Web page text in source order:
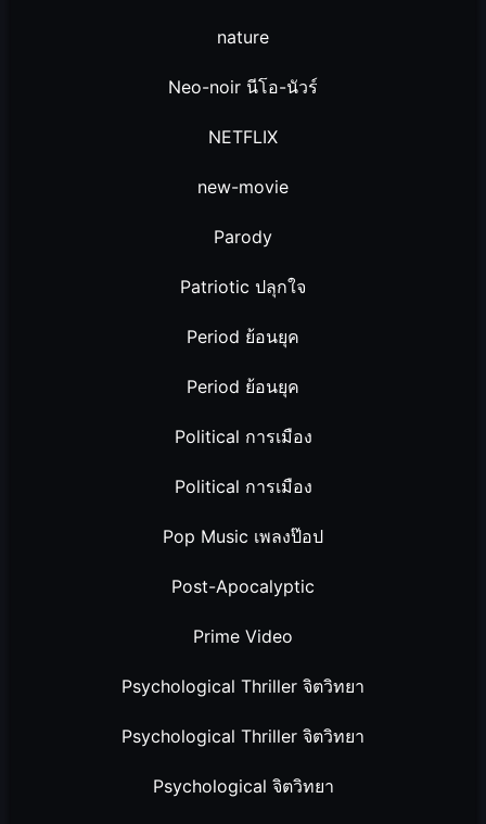
nature
Neo-noir นีโอ-นัวร์
NETFLIX
new-movie
Parody
Patriotic ปลุกใจ
Period ย้อนยุค
Period ย้อนยุค
Political การเมือง
Political การเมือง
Pop Music เพลงป๊อป
Post-Apocalyptic
Prime Video
Psychological Thriller จิตวิทยา
Psychological Thriller จิตวิทยา
Psychological จิตวิทยา